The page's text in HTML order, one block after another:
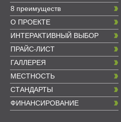
8 преимуществ
О ПРОЕКТЕ
ИНТЕРАКТИВНЫЙ ВЫБОР
ПРАЙС-ЛИСТ
ГАЛЛЕРЕЯ
МЕСТНОСТЬ
СТАНДАРТЫ
ФИНАНСИРОВАНИЕ